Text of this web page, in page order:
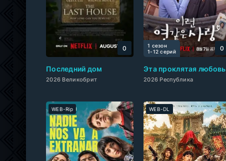
Последний дом
2026 Великобрит
0
Эта проклятая любовь
2026 Республика
1 сезон
1-12 cерий
0
WEB-Rip WEB-DL